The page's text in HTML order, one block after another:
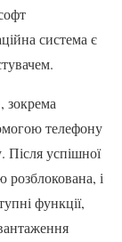
система є
зокрема
телефону
Після успішної
розблокована, і
функції,